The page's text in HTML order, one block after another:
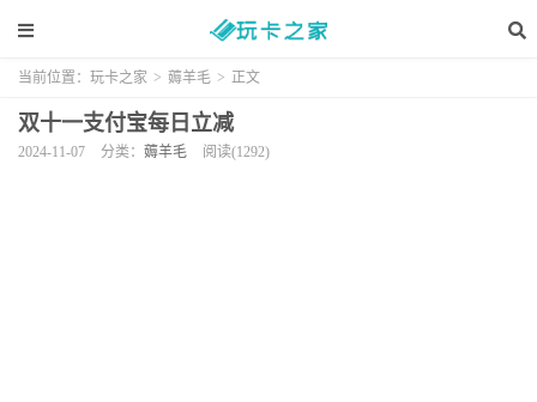
当前位置： 玩卡之家 > 薅羊毛 > 正文
双十一支付宝每日立减
2024-11-07 分类： 薅羊毛 阅读(1292)